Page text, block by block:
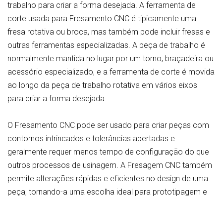
trabalho para criar a forma desejada. A ferramenta de
corte usada para Fresamento CNC é tipicamente uma
fresa rotativa ou broca, mas também pode incluir fresas e
outras ferramentas especializadas. A peça de trabalho é
normalmente mantida no lugar por um torno, braçadeira ou
acessório especializado, e a ferramenta de corte é movida
ao longo da peça de trabalho rotativa em vários eixos
para criar a forma desejada.
O Fresamento CNC pode ser usado para criar peças com
contornos intrincados e tolerâncias apertadas e
geralmente requer menos tempo de configuração do que
outros processos de usinagem. A Fresagem CNC também
permite alterações rápidas e eficientes no design de uma
peça, tornando-a uma escolha ideal para prototipagem e